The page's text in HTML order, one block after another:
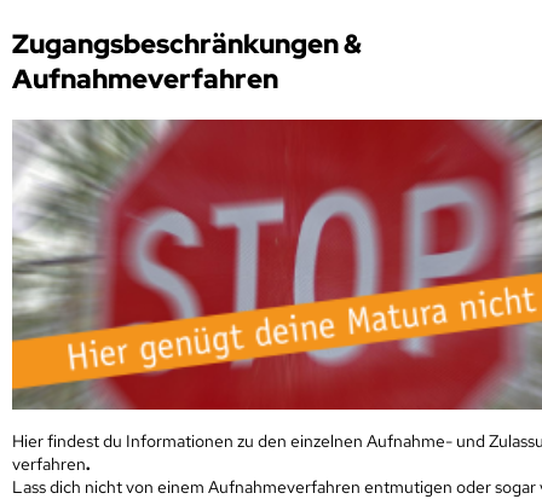
Zugangsbeschränkungen &
Aufnahmeverfahren
Hier findest du Informationen zu den einzelnen Aufnahme- und
verfahren.
Lass dich nicht von einem Aufnahmeverfahren entmutigen oder sogar